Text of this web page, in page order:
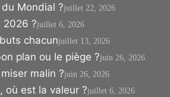
Mondial ?juillet 22, 2026
2026 ?juillet 6, 2026
chacunjuillet 13, 2026
plan ou le piège ?juin 26, 2026
malin ?juin 26, 2026
où est la valeur ?juillet 6, 2026